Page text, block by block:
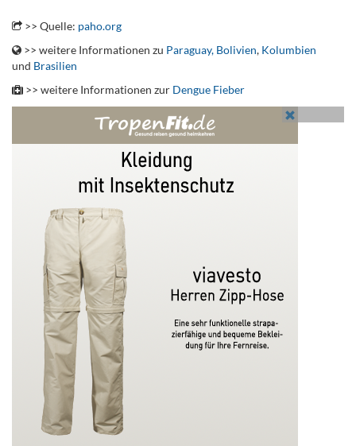
>> Quelle: paho.org
>> weitere Informationen zu Paraguay, Bolivien, Kolumbien
und Brasilien
>> weitere Informationen zur Dengue Fieber